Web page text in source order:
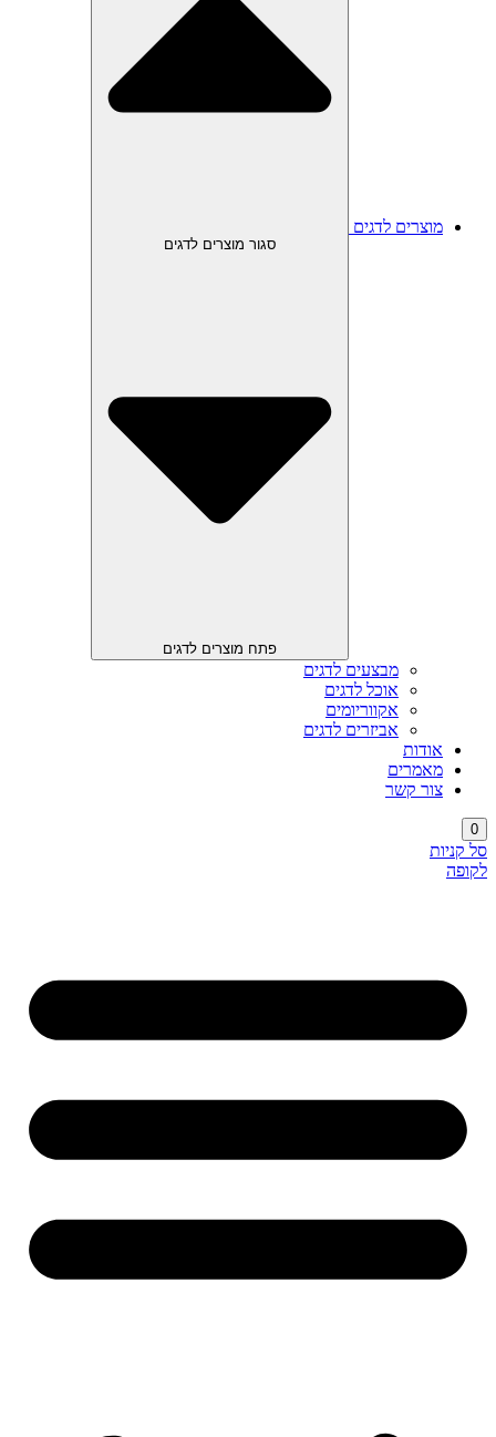
מוצרים לדגים
סגור מוצרים לדגים
פתח מוצרים לדגים
מבצעים לדגים
אוכל לדגים
אקווריומים
אביזרים לדגים
אודות
מאמרים
צור קשר
0
סל קניות
לקופה